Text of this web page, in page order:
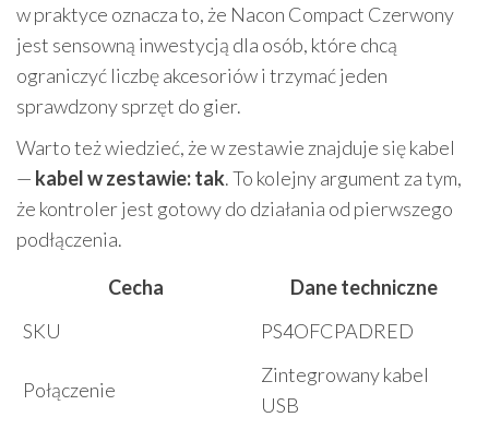
w praktyce oznacza to, że Nacon Compact Czerwony
jest sensowną inwestycją dla osób, które chcą
ograniczyć liczbę akcesoriów i trzymać jeden
sprawdzony sprzęt do gier.
Warto też wiedzieć, że w zestawie znajduje się kabel
— kabel w zestawie: tak. To kolejny argument za tym,
że kontroler jest gotowy do działania od pierwszego
podłączenia.
Cecha
Dane techniczne
SKU
PS4OFCPADRED
Połączenie
Zintegrowany kabel
USB